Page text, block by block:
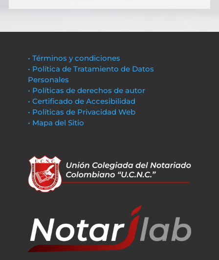
• Términos y condiciones
• Política de Tratamiento de Datos
Personales
• Políticas de derechos de autor
• Certificado de Accesibilidad
• Políticas de Privacidad Web
• Mapa del Sitio